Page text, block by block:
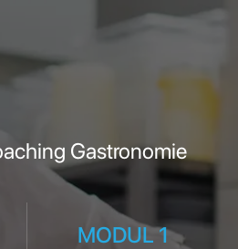
Gastronomie
.
MODUL 1